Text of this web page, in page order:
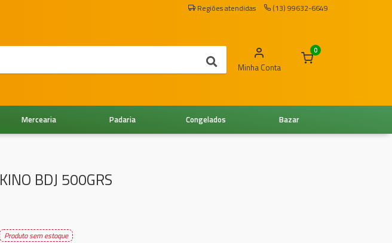
Regiões atendidas (13) 99632-6649
Minha Conta
0
Bazar
Congelados
Padaria
Mercearia
KINO BDJ 500GRS
Produto sem estoque